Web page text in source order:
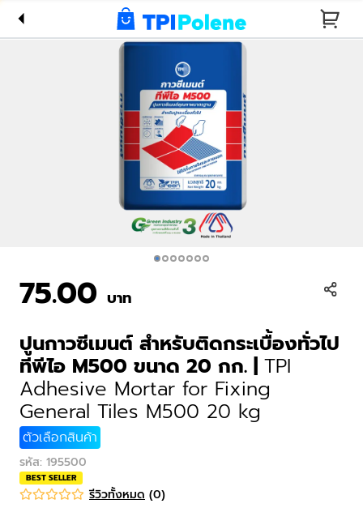
กระเบื้อง
ทั่วไป ทีพี
ขนาด 20
กก. | TPI
Adhesive
Mortar
for Fixing
General
kg
75.00 บาท
ปูนกาวซีเมนต์ สำหรับติดกระเบื้องทั่วไป
ทีพีไอ M500 ขนาด 20 กก. | TPI
Adhesive Mortar for Fixing
General Tiles M500 20 kg
ตัวเลือกสินค้า
รหัส: 195500
BEST SELLER
รีวิวทั้งหมด (0)